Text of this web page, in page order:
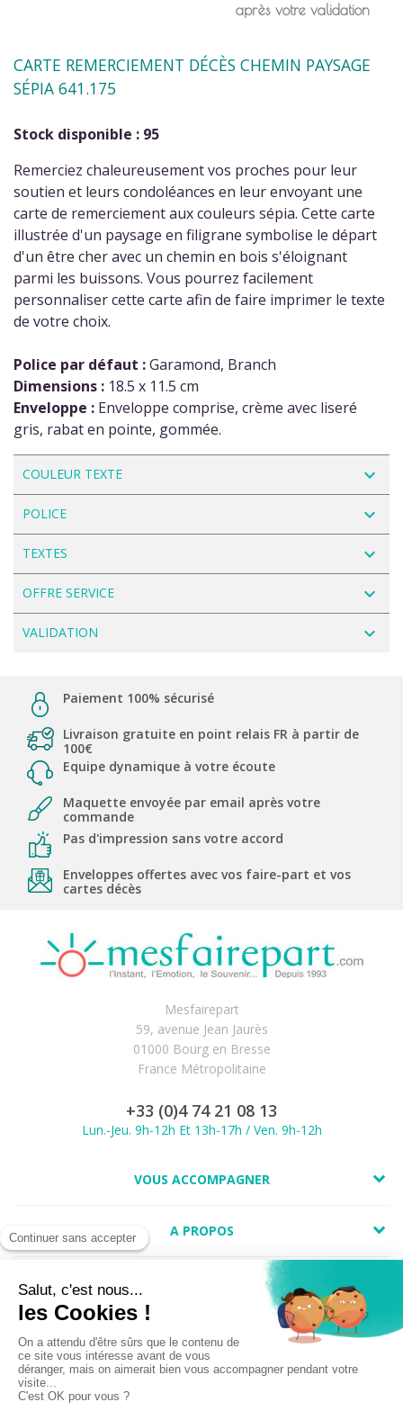
après votre validation
CARTE REMERCIEMENT DÉCÈS CHEMIN PAYSAGE
SÉPIA 641.175
Stock disponible : 95
Remerciez chaleureusement vos proches pour leur
soutien et leurs condoléances en leur envoyant une
carte de remerciement aux couleurs sépia. Cette carte
illustrée d'un paysage en filigrane symbolise le départ
d'un être cher avec un chemin en bois s'éloignant
parmi les buissons. Vous pourrez facilement
personnaliser cette carte afin de faire imprimer le texte
de votre choix.
Police par défaut :Garamond, Branch
Dimensions : 18.5 x 11.5 cm
Enveloppe : Enveloppe comprise, crème avec liseré
gris, rabat en pointe, gommée.
COULEUR TEXTE navigate_next
POLICE navigate_next
TEXTES navigate_next
OFFRE SERVICE navigate_next
VALIDATION navigate_next
Paiement 100% sécurisé
Livraison gratuite en point relais FR à partir de
100€
Equipe dynamique à votre écoute
Maquette envoyée par email après votre
commande
Pas d'impression sans votre accord
Enveloppes offertes avec vos faire-part et vos
cartes décès
Mesfairepart
59, avenue Jean Jaurès
01000 Bourg en Bresse
France Métropolitaine
+33 (0)4 74 21 08 13
Lun.-Jeu. 9h-12h Et 13h-17h / Ven. 9h-12h
VOUS ACCOMPAGNER
A PROPOS
Marchand approuvé par la Société des Avis Garantis,cliquez ici pour
vérifier.